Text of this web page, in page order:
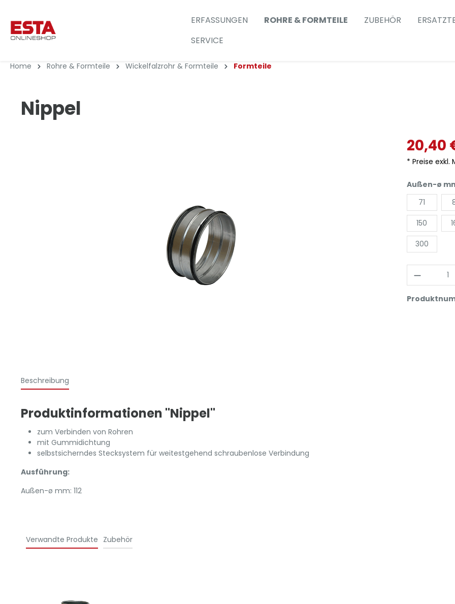
ERFASSUNGEN ROHRE & FORMTEILE ZUBEHÖR
SERVICE
Home Rohre & Formteile Wickelfalzrohr & Formteile Formteile
Nippel
20,40
* Preise exkl.
Außen-ø
71
150
300
Beschreibung
Produktinformationen "Nippel"
zum Verbinden von Rohren
mit Gummidichtung
selbstsicherndes Stecksystem für weitestgehend schraubenlose Verbindung
Ausführung:
Außen-ø mm: 112
Verwandte Produkte Zubehör